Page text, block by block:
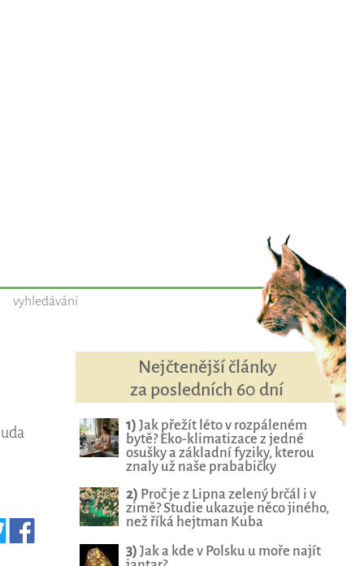
vyhledávání
Nejčtenější články
za posledních 60 dní
1) Jak přežít léto v rozpáleném
bytě? Eko-klimatizace z jedné
osušky a základní fyziky, kterou
znaly už naše prababičky
2) Proč je z Lipna zelený brčál i v
zimě? Studie ukazuje něco jiného,
než říká hejtman Kuba
3) Jak a kde v Polsku u moře najít